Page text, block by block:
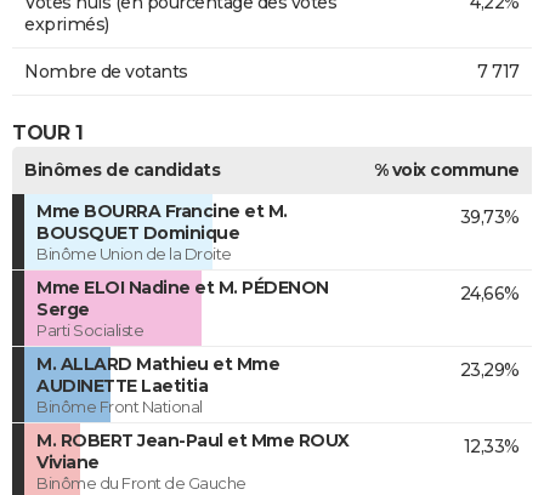
exprimés)
Nombre de votants 7 717
TOUR 1
Binômes de candidats
% voix commune
Mme BOURRA Francine et M.
BOUSQUET Dominique
Binôme Union de la Droite
39,73%
Mme ELOI Nadine et M. PÉDENON
Serge
Parti Socialiste
24,66%
M. ALLARD Mathieu et Mme
AUDINETTE Laetitia
Binôme Front National
23,29%
M. ROBERT Jean-Paul et Mme ROUX
Viviane
Binôme du Front de Gauche
12,33%